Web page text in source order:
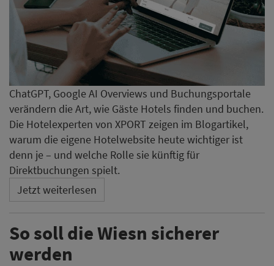
ChatGPT, Google AI Overviews und Buchungsportale
verändern die Art, wie Gäste Hotels finden und buchen.
Die Hotelexperten von XPORT zeigen im Blogartikel,
warum die eigene Hotelwebsite heute wichtiger ist
denn je – und welche Rolle sie künftig für
Direktbuchungen spielt.
Jetzt weiterlesen
So soll die Wiesn sicherer
werden